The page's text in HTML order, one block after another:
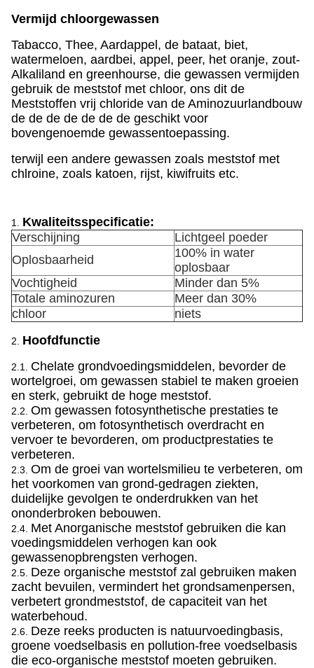
Vermijd chloorgewassen
Tabacco, Thee, Aardappel, de bataat, biet,
watermeloen, aardbei, appel, peer, het oranje, zout-
Alkaliland en greenhourse, die gewassen vermijden
gebruik de meststof met chloor, ons dit de
Meststoffen vrij chloride van de Aminozuurlandbouw
de de de de de de de geschikt voor
bovengenoemde gewassentoepassing.
terwijl een andere gewassen zoals meststof met
chlroine, zoals katoen, rijst, kiwifruits etc.
1. Kwaliteitsspecificatie:
Verschijning
Lichtgeel poeder
Oplosbaarheid
100% in water
oplosbaar
Vochtigheid
Minder dan 5%
Totale aminozuren
Meer dan 30%
chloor
niets
2. Hoofdfunctie
2.1. Chelate grondvoedingsmiddelen, bevorder de
wortelgroei, om gewassen stabiel te maken groeien
en sterk, gebruikt de hoge meststof.
2.2. Om gewassen fotosynthetische prestaties te
verbeteren, om fotosynthetisch overdracht en
vervoer te bevorderen, om productprestaties te
verbeteren.
2.3. Om de groei van wortelsmilieu te verbeteren, om
het voorkomen van grond-gedragen ziekten,
duidelijke gevolgen te onderdrukken van het
ononderbroken bebouwen.
2.4. Met Anorganische meststof gebruiken die kan
voedingsmiddelen verhogen kan ook
gewassenopbrengsten verhogen.
2.5. Deze organische meststof zal gebruiken maken
zacht bevuilen, vermindert het grondsamenpersen,
verbetert grondmeststof, de capaciteit van het
waterbehoud.
2.6. Deze reeks producten is natuurvoedingbasis,
groene voedselbasis en pollution-free voedselbasis
die eco-organische meststof moeten gebruiken.